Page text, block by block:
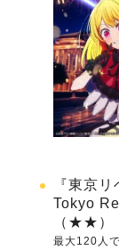
『東京
Tokyo
（★★）
最大120人